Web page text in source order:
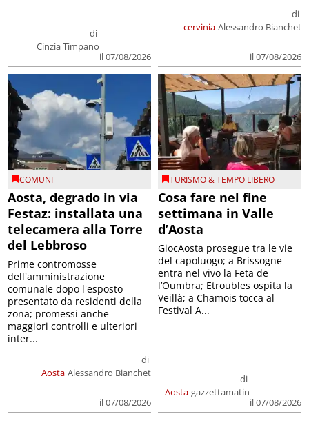
di
Cinzia Timpano
il 07/08/2026
cervinia
di
Alessandro Bianchet
il 07/08/2026
COMUNI
Aosta, degrado in via
Festaz: installata una
telecamera alla Torre
del Lebbroso
Aosta
di
Alessandro Bianchet
il 07/08/2026
Prime contromosse
dell'amministrazione
comunale dopo l'esposto
presentato da residenti della
zona; promessi anche
maggiori controlli e ulteriori
inter...
TURISMO & TEMPO LIBERO
Cosa fare nel fine
settimana in Valle
d’Aosta
Aosta
di
gazzettamatin
il 07/08/2026
GiocAosta prosegue tra le vie
del capoluogo; a Brissogne
entra nel vivo la Feta de
l’Oumbra; Etroubles ospita la
Veillà; a Chamois tocca al
Festival A...